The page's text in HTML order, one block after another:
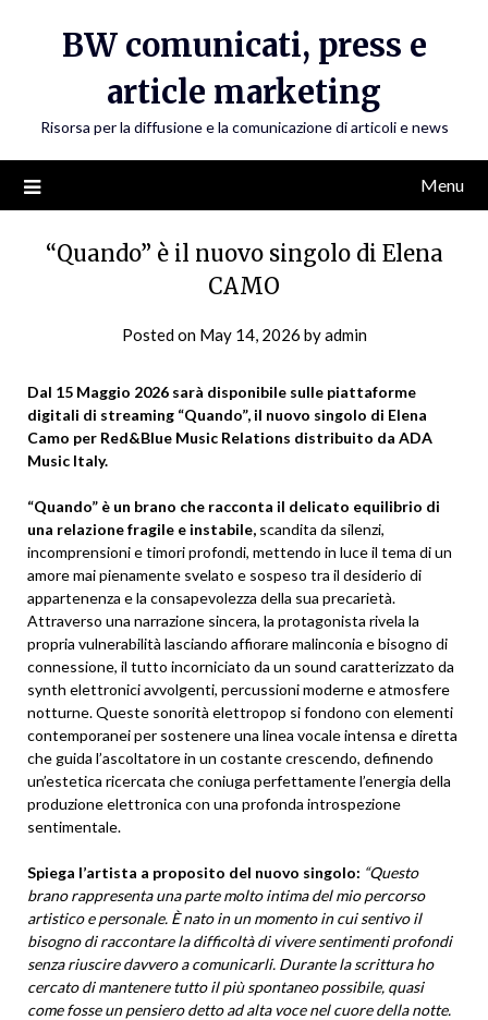
BW comunicati, press e
article marketing
Risorsa per la diffusione e la comunicazione di articoli e news
Menu
“Quando” è il nuovo singolo di Elena
CAMO
Posted on May 14, 2026 byadmin
Dal 15 Maggio 2026 sarà disponibile sulle piattaforme
digitali di streaming “Quando”, il nuovo singolo di Elena
Camo per Red&Blue Music Relations distribuito da ADA
Music Italy.
“Quando” è un brano che racconta il delicato equilibrio di
una relazione fragile e instabile, scandita da silenzi,
incomprensioni e timori profondi, mettendo in luce il tema di un
amore mai pienamente svelato e sospeso tra il desiderio di
appartenenza e la consapevolezza della sua precarietà.
Attraverso una narrazione sincera, la protagonista rivela la
propria vulnerabilità lasciando affiorare malinconia e bisogno di
connessione, il tutto incorniciato da un sound caratterizzato da
synth elettronici avvolgenti, percussioni moderne e atmosfere
notturne. Queste sonorità elettropop si fondono con elementi
contemporanei per sostenere una linea vocale intensa e diretta
che guida l’ascoltatore in un costante crescendo, definendo
un’estetica ricercata che coniuga perfettamente l’energia della
produzione elettronica con una profonda introspezione
sentimentale.
Spiega l’artista a proposito del nuovo singolo: “Questo
brano rappresenta una parte molto intima del mio percorso
artistico e personale. È nato in un momento in cui sentivo il
bisogno di raccontare la difficoltà di vivere sentimenti profondi
senza riuscire davvero a comunicarli. Durante la scrittura ho
cercato di mantenere tutto il più spontaneo possibile, quasi
come fosse un pensiero detto ad alta voce nel cuore della notte.